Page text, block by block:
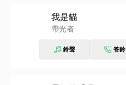
我是貓
帶光者
鈴聲 答鈴